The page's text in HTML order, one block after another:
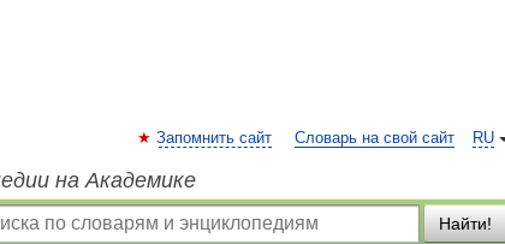
RU
Запомнить сайт Словарь на свой сайт
на Академике
Найти!